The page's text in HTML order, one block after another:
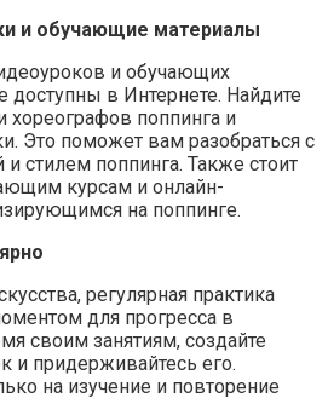
и обучающие материалы
и обучающих
доступны в Интернете. Найдите
хореографов поппинга и
Это поможет вам разобраться с
стилем поппинга. Также стоит
курсам и онлайн-
на поппинге.
регулярная практика
для прогресса в
своим занятиям, создайте
и придерживайтесь его.
на изучение и повторение